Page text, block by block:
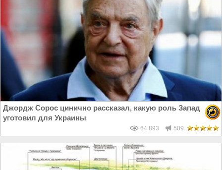
Джордж Сорос цинично рассказал, какую роль Запад
уготовил для Украины
64 893 509